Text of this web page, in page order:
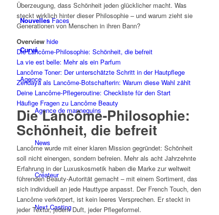
NouvellesFaces
Curvé
Agence
Agence de mannequins
News
Créateur
Next Casting
Überzeugung, dass Schönheit jeden glücklicher macht. Was
steckt wirklich hinter dieser Philosophie – und warum zieht sie
Generationen von Menschen in ihren Bann?
Overview hide
Die Lancôme-Philosophie: Schönheit, die befreit
La vie est belle: Mehr als ein Parfum
Lancôme Toner: Der unterschätzte Schritt in der Hautpflege
Zendaya als Lancôme-Botschafterin: Warum diese Wahl zählt
Deine Lancôme-Pflegeroutine: Checkliste für den Start
Häufige Fragen zu Lancôme Beauty
Die Lancôme-Philosophie:
Schönheit, die befreit
Lancôme wurde mit einer klaren Mission gegründet: Schönheit
soll nicht einengen, sondern befreien. Mehr als acht Jahrzehnte
Erfahrung in der Luxuskosmetik haben die Marke zur weltweit
führenden Beauty-Autorität gemacht – mit einem Sortiment, das
sich individuell an jede Hauttype anpasst. Der French Touch, den
Lancôme verkörpert, ist kein leeres Versprechen. Er steckt in
jeder Textur, jedem Duft, jeder Pflegeformel.